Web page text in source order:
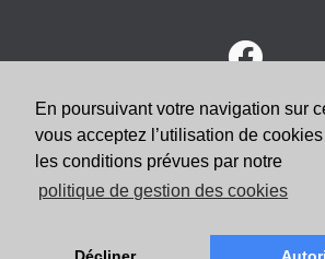
En poursuivant votre navigation sur
vous acceptez l’utilisation de
les conditions prévues par notre
politique de gestion des cookies
ABONNEZ-VOUS
Copyright 2026 Revue Catholique Internationale